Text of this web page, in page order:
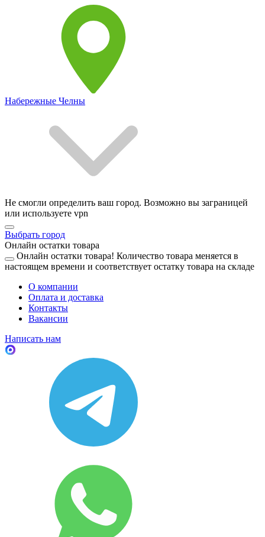
Набережные Челны
Не смогли определить ваш город. Возможно вы заграницей
или используете vpn
Выбрать город
Онлайн остатки товара
Онлайн остатки товара! Количество товара меняется в
настоящем времени и соответствует остатку товара на складе
О компании
Оплата и доставка
Контакты
Вакансии
Написать нам